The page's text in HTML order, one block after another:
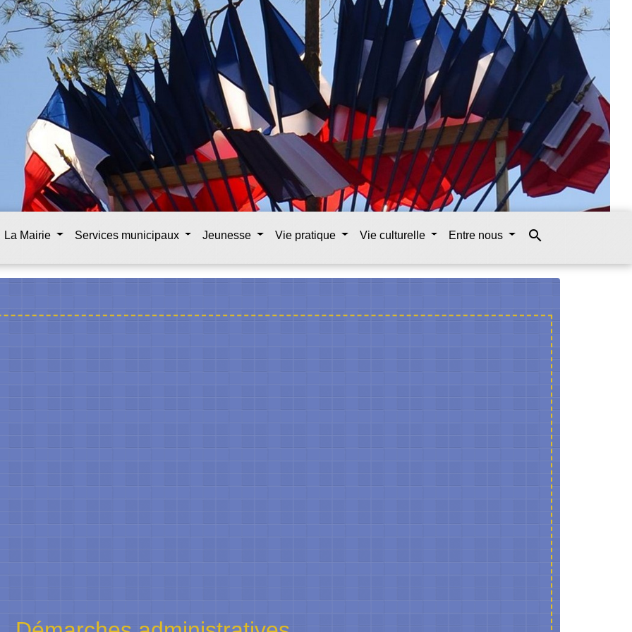
La Mairie Services municipaux Jeunesse Vie pratique Vie culturelle Entre nous search